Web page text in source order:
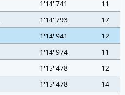
1'14''741
11
1'14''793
17
1'14''941
12
1'14''974
11
1'15''478
12
1'15''478
14